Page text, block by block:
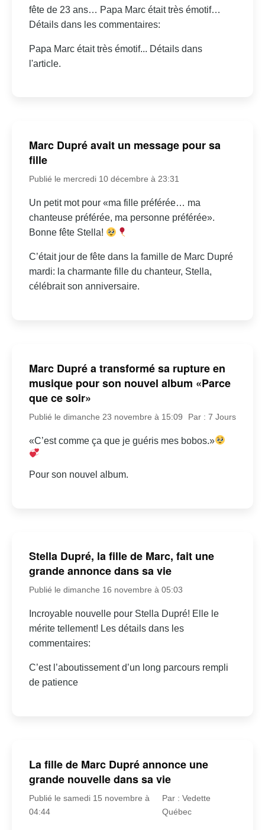
fête de 23 ans… Papa Marc était très émotif…
Détails dans les commentaires:
Papa Marc était très émotif... Détails dans
l'article.
Marc Dupré avait un message pour sa
fille
Publié le mercredi 10 décembre à 23:31
Un petit mot pour «ma fille préférée… ma
chanteuse préférée, ma personne préférée».
Bonne fête Stella!
C’était jour de fête dans la famille de Marc Dupré
mardi: la charmante fille du chanteur, Stella,
célébrait son anniversaire.
Marc Dupré a transformé sa rupture en
musique pour son nouvel album «Parce
que ce soir»
Publié le dimanche 23 novembre à 15:09 Par : 7 Jours
«C’est comme ça que je guéris mes bobos.»
Pour son nouvel album.
Stella Dupré, la fille de Marc, fait une
grande annonce dans sa vie
Publié le dimanche 16 novembre à 05:03
Incroyable nouvelle pour Stella Dupré! Elle le
mérite tellement! Les détails dans les
commentaires:
C’est l’aboutissement d’un long parcours rempli
de patience
La fille de Marc Dupré annonce une
grande nouvelle dans sa vie
Publié le samedi 15 novembre à
04:44
Par : Vedette
Québec